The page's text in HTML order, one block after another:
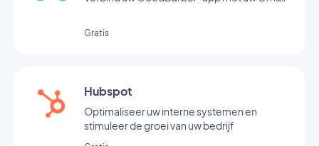
Gratis
Hubspot
Optimaliseer uw interne systemen en
stimuleer de groei van uw bedrijf